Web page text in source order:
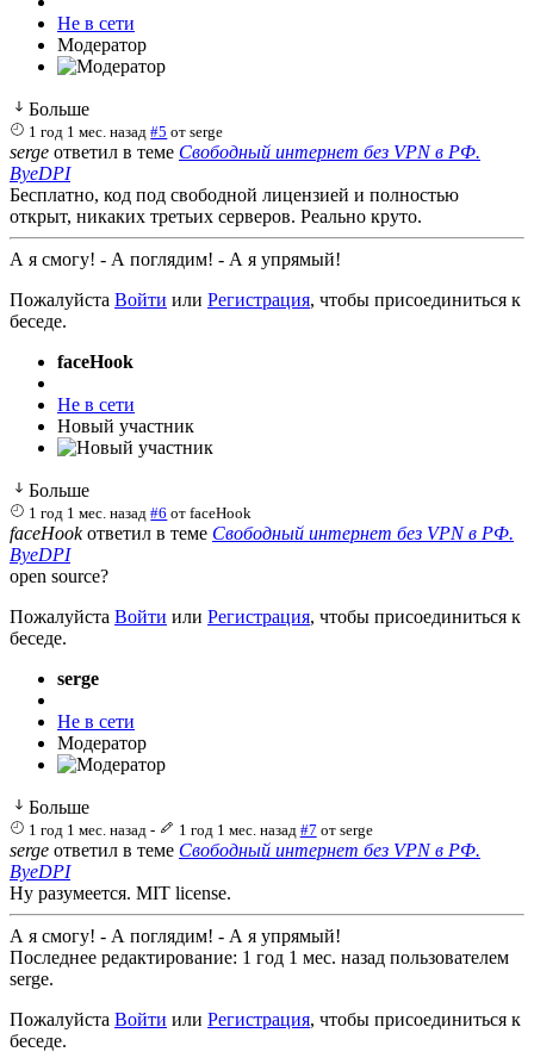
Не в сети
Модератор
Больше
1 год 1 мес. назад #5 отserge
serge ответил в теме Свободный интернет без VPN в РФ.
ByeDPI
Бесплатно, код под свободной лицензией и полностью
открыт, никаких третьих серверов. Реально круто.
А я смогу! - А поглядим! - А я упрямый!
Пожалуйста Войти или Регистрация, чтобы присоединиться к
беседе.
faceHook
Не в сети
Новый участник
Больше
1 год 1 мес. назад #6 отfaceHook
faceHookответил в теме Свободный интернет без VPN в РФ.
ByeDPI
open source?
Пожалуйста Войти или Регистрация, чтобы присоединиться к
беседе.
serge
Не в сети
Модератор
Больше
1 год 1 мес. назад - 1 год 1 мес. назад #7 от serge
serge ответил в теме Свободный интернет без VPN в РФ.
ByeDPI
Ну разумеется. MIT license.
А я смогу! - А поглядим! - А я упрямый!
Последнее редактирование: 1 год 1 мес. назад пользователем
serge.
Пожалуйста Войти или Регистрация, чтобы присоединиться к
беседе.